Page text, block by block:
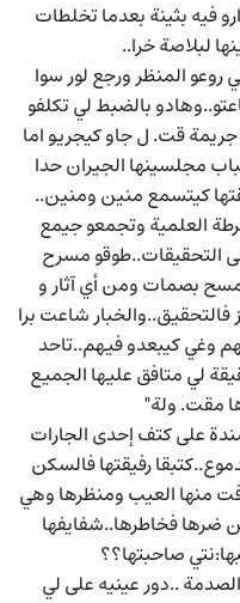
فيه بثينة بعدما تخلطات
لبلاصة خرا..
المنظر ورجع لور سوا
بالضبط لي تكلفو
قت. ل جاو كيجريو اما
مجلسينها الجيران حدا
كيتسمع منين ومنين..
العلمية وتجمعو جيمع
التحقيقات..طوقو مسرح
بصمات ومن أي آثار و
شاعت برا
وغي كيبعدو فيهم..تاحد
لي متافق عليها الجميع
مقت. ولة"
على كتف إحدى الجارات
رفيقتها فالسكن
منها العيب ومنظرها وهي
ضرها فخاطرها..شفايفها
صاحبتها؟؟
..دور عينيه على لي